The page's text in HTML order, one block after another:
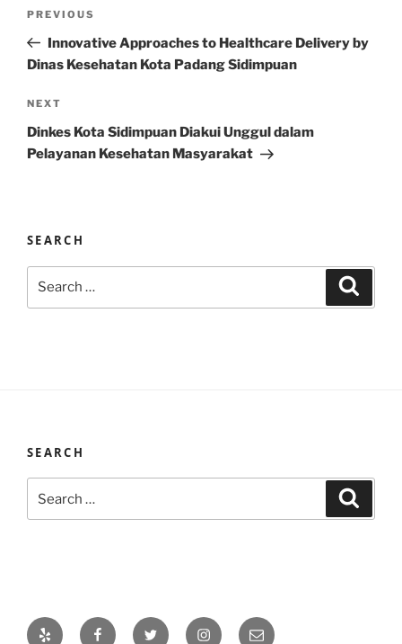
Previous
Post
PREVIOUS
Innovative Approaches to Healthcare Delivery by
Dinas Kesehatan Kota Padang Sidimpuan
Next
Post
NEXT
Dinkes Kota Sidimpuan Diakui Unggul dalam
Pelayanan Kesehatan Masyarakat
SEARCH
SEARCH
for:
Yelp FacebookTwitter InstagramEmail